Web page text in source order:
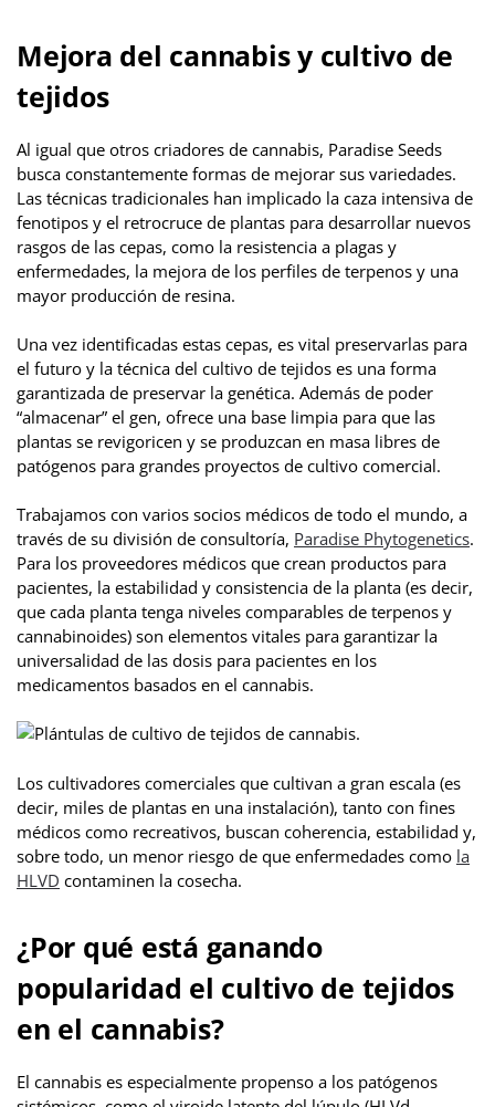
Mejora del cannabis y cultivo de
tejidos
Al igual que otros criadores de cannabis, Paradise Seeds
busca constantemente formas de mejorar sus variedades.
Las técnicas tradicionales han implicado la caza intensiva de
fenotipos y el retrocruce de plantas para desarrollar nuevos
rasgos de las cepas, como la resistencia a plagas y
enfermedades, la mejora de los perfiles de terpenos y una
mayor producción de resina.
Una vez identificadas estas cepas, es vital preservarlas para
el futuro y la técnica del cultivo de tejidos es una forma
garantizada de preservar la genética. Además de poder
“almacenar” el gen, ofrece una base limpia para que las
plantas se revigoricen y se produzcan en masa libres de
patógenos para grandes proyectos de cultivo comercial.
Trabajamos con varios socios médicos de todo el mundo, a
través de su división de consultoría, Paradise Phytogenetics.
Para los proveedores médicos que crean productos para
pacientes, la estabilidad y consistencia de la planta (es decir,
que cada planta tenga niveles comparables de terpenos y
cannabinoides) son elementos vitales para garantizar la
universalidad de las dosis para pacientes en los
medicamentos basados en el cannabis.
Los cultivadores comerciales que cultivan a gran escala (es
decir, miles de plantas en una instalación), tanto con fines
médicos como recreativos, buscan coherencia, estabilidad y,
sobre todo, un menor riesgo de que enfermedades como la
HLVD contaminen la cosecha.
¿Por qué está ganando
popularidad el cultivo de tejidos
en el cannabis?
El cannabis es especialmente propenso a los patógenos